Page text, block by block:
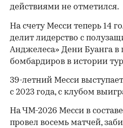
действиями не отметился.
00:00 / 00:00
На счету Месси теперь 14
делит лидерство с
Анджелеса» Дени Буанга в
бомбардиров в истории
39-летний Месси
с 2023 года, с клубом
На ЧМ-2026 Месси в
провел восемь матчей,